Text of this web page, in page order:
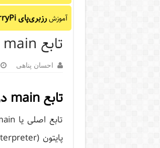
آموزشرزبری‌پای RaspberryPi
تابع main در پایتون: درک __name__ == __main__
احسان پناهی
تابع main در پایتون چیست؟